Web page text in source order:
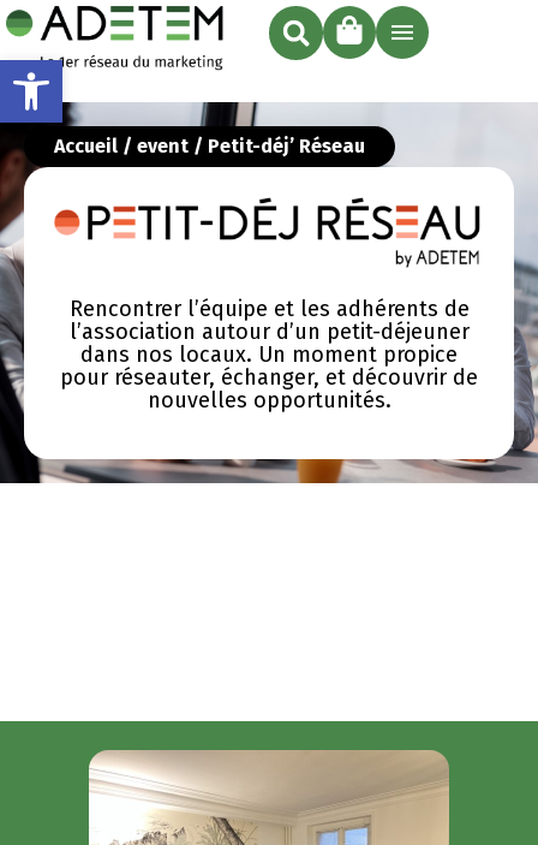
Ouvrir la barre d’outils
Accueil / event / Petit-déj’ Réseau
Rencontrer l’équipe et les adhérents de
l’association autour d’un petit-déjeuner
dans nos locaux. Un moment propice
pour réseauter, échanger, et découvrir de
nouvelles opportunités.